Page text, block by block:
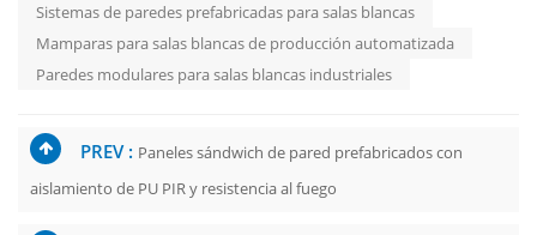
Sistemas de paredes prefabricadas para salas blancas
Mamparas para salas blancas de producción automatizada
Paredes modulares para salas blancas industriales
PREV : Paneles sándwich de pared prefabricados con
aislamiento de PU PIR y resistencia al fuego